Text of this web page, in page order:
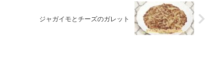
ジャガイモとチーズのガレット